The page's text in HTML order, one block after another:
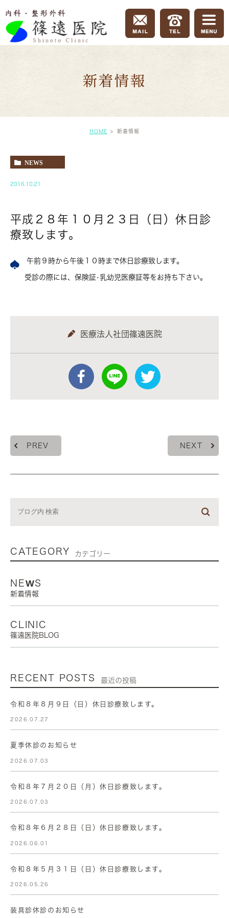
新着情報
HOME 新着情報
NEWS
2016.10.21
平成２８年１０月２３日（日）休日診
療致します。
午前９時から午後１０時まで休日診療致します。
受診の際には、保険証•乳幼児医療証等をお持ち下さい。
医療法人社団篠遠医院
PREV NEXT
CATEGORY カテゴリー
NEWS
新着情報
CLINIC
篠遠医院BLOG
RECENT POSTS 最近の投稿
令和８年８月９日（日）休日診療致します。
2026.07.27
夏季休診のお知らせ
2026.07.03
令和８年７月２０日（月）休日診療致します。
2026.07.03
令和８年６月２８日（日）休日診療致します。
2026.06.01
令和８年５月３１日（日）休日診療致します。
2026.05.26
装具診休診のお知らせ